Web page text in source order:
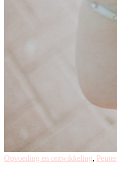
Opvoeding en ontwikkeling, Peuter